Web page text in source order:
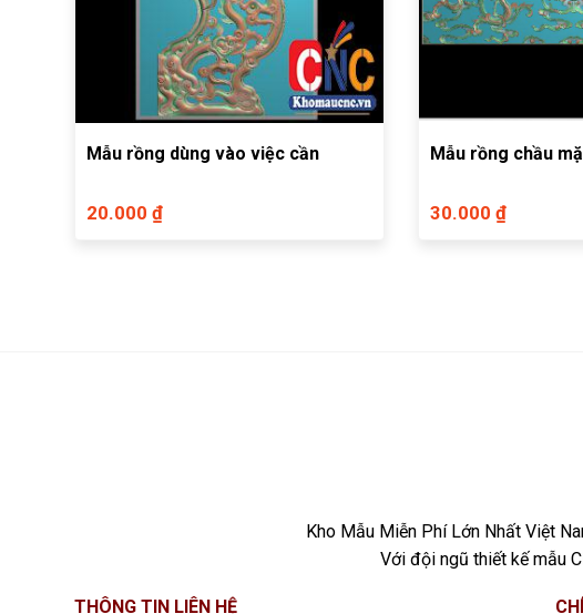
Mẫu rồng dùng vào việc cần
20.000 ₫
Mẫu rồng chầu
30.000 ₫
Kho Mẫu Miễn Phí Lớn Nhất Việt
Với đội ngũ thiết kế mẫu
THÔNG TIN LIÊN HỆ